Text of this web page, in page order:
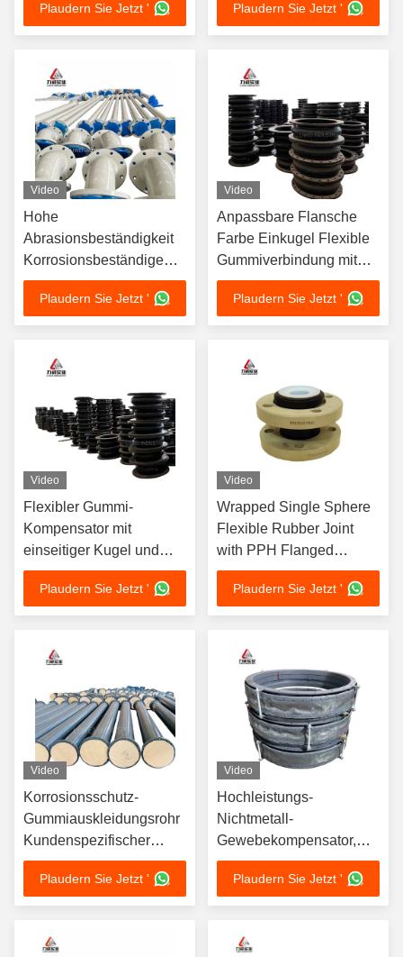
Plaudern Sie Jetzt '
für korrosionsbeständige
Rohrleitungssysteme in
Plaudern Sie Jetzt '
Video
Hohe
Abrasionsbeständigkeit
Korrosionsbeständige
Kautschukrohre mit
Auskleidungsmaterial
Naturkautschuk Neopren
chemische Industrie
Plaudern Sie Jetzt '
Video
Anpassbare Flansche
Farbe Einkugel Flexible
Gummiverbindung mit
hervorragender
Korrosionsbeständigkeit
und Dichtung für
Plaudern Sie Jetzt '
Video
Flexibler Gummi-
Kompensator mit
einseitiger Kugel und
Flanschanschlüssen,
Zeichnung verfügbar,
geeignet für
Ausrüstung
Plaudern Sie Jetzt '
Video
Wrapped Single Sphere
Flexible Rubber Joint
with PPH Flanged
Connection Type Molded
Or Wrapped Drawing
Offer Lined with PTFE
Plaudern Sie Jetzt '
Video
Korrosionsschutz-
Gummiauskleidungsrohr
Kundenspezifischer
Service
Stahlrohrauskleidung
Optionales Material
Flüssigkeitstransports
Plaudern Sie Jetzt '
Video
Hochleistungs-
Nichtmetall-
Gewebekompensator,
der überlegene
Flexibilität und
Korrosionsbeständigkeit
Rohrleitungen bietet
Plaudern Sie Jetzt '